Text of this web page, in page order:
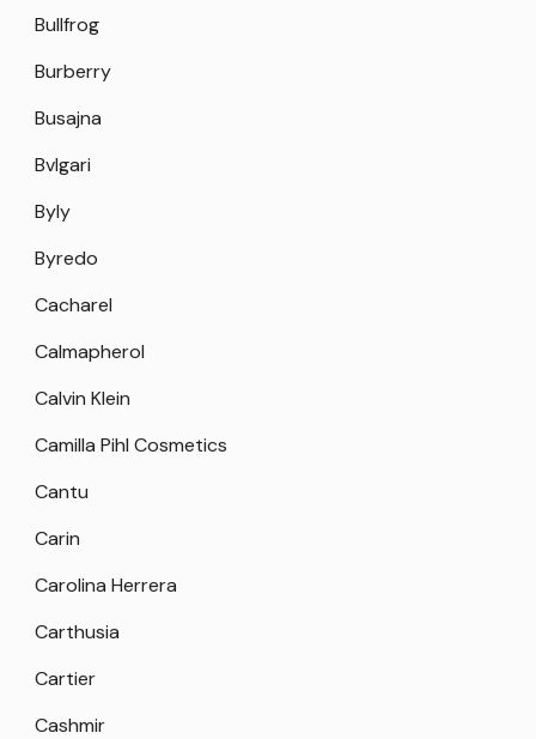
Bullfrog
Burberry
Busajna
Bvlgari
Byly
Byredo
Cacharel
Calmapherol
Calvin Klein
Camilla Pihl Cosmetics
Cantu
Carin
Carolina Herrera
Carthusia
Cartier
Cashmir